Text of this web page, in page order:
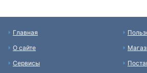
Главная
О сайте
Сервисы